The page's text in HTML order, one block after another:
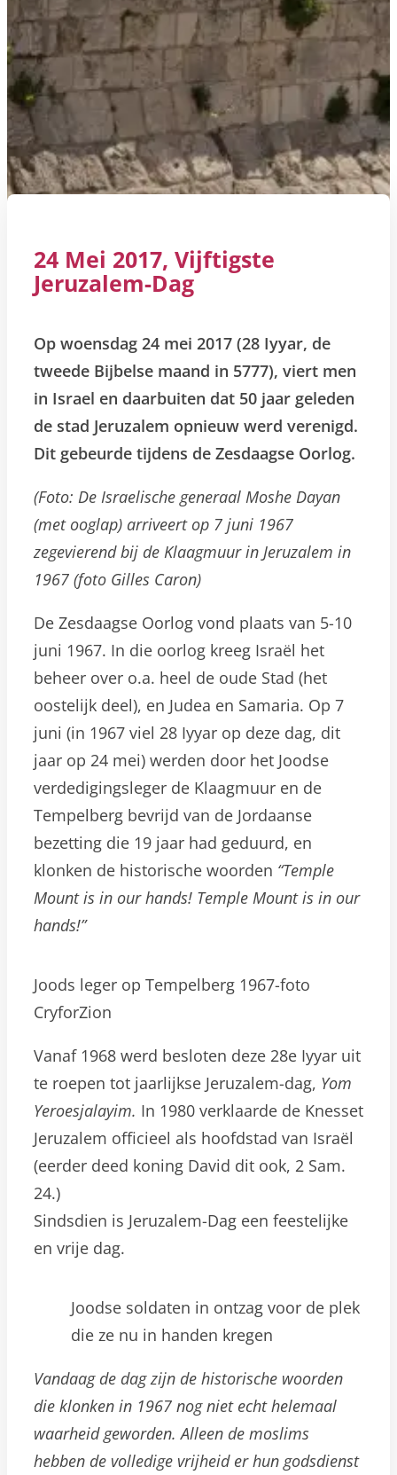
24 Mei 2017, Vijftigste
Jeruzalem-Dag
Op woensdag 24 mei 2017 (28 Iyyar, de
tweede Bijbelse maand in 5777), viert men
in Israel en daarbuiten dat 50 jaar geleden
de stad Jeruzalem opnieuw werd verenigd.
Dit gebeurde tijdens de Zesdaagse Oorlog.
(Foto: De Israelische generaal Moshe Dayan
(met ooglap) arriveert op 7 juni 1967
zegevierend bij de Klaagmuur in Jeruzalem in
1967 (foto Gilles Caron)
De Zesdaagse Oorlog vond plaats van 5-10
juni 1967. In die oorlog kreeg Israël het
beheer over o.a. heel de oude Stad (het
oostelijk deel), en Judea en Samaria. Op 7
juni (in 1967 viel 28 Iyyar op deze dag, dit
jaar op 24 mei) werden door het Joodse
verdedigingsleger de Klaagmuur en de
Tempelberg bevrijd van de Jordaanse
bezetting die 19 jaar had geduurd, en
klonken de historische woorden “Temple
Mount is in our hands! Temple Mount is in our
hands!”
Joods leger op Tempelberg 1967-foto
CryforZion
Vanaf 1968 werd besloten deze 28e Iyyar uit
te roepen tot jaarlijkse Jeruzalem-dag, Yom
Yeroesjalayim. In 1980 verklaarde de Knesset
Jeruzalem officieel als hoofdstad van Israël
(eerder deed koning David dit ook, 2 Sam.
24.)
Sindsdien is Jeruzalem-Dag een feestelijke
en vrije dag.
Joodse soldaten in ontzag voor de plek
die ze nu in handen kregen
Vandaag de dag zijn de historische woorden
die klonken in 1967 nog niet echt helemaal
waarheid geworden. Alleen de moslims
hebben de volledige vrijheid er hun godsdienst